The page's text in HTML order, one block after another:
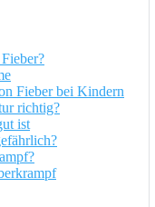
Fieber bei Kindern
richtig?
ist